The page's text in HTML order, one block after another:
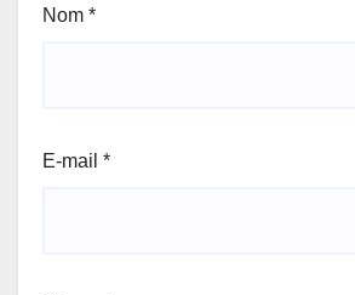
Nom *
E-mail *